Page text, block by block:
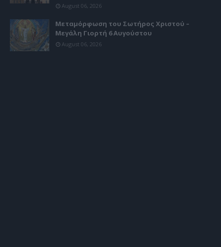
August 06, 2026
Μεταμόρφωση του Σωτήρος Χριστού –
Μεγάλη Γιορτή 6 Αυγούστου
August 06, 2026